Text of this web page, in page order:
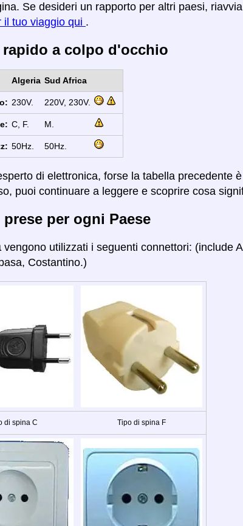
Se desideri un rapporto per altri paesi, riavvia
il tuo viaggio qui .
a colpo d'occhio
Algeria Sud Africa
230V. 220V, 230V.
C, F. M.
50Hz. 50Hz.
di elettronica, forse la tabella precedente
puoi continuare a leggere e scoprire cosa
prese per ogni Paese
vengono utilizzati i seguenti connettori: (include
Costantino.)
di spina C Tipo di spina F